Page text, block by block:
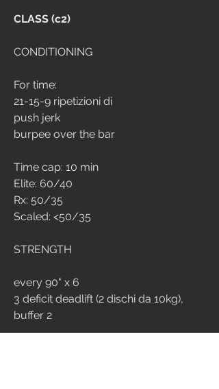
CLASS (c2)
CONDITIONING
For time:
21-15-9 ripetizioni di
push jerk
burpee over the bar
Time cap: 10 min
Elite: 60/40
Rx: 50/35
Scaled: <50/35
STRENGTH
every 90" x 6
3 deficit deadlift (2 dischi da 10kg),
buffer 2